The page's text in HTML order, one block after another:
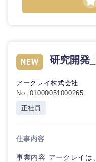
サービス
クリエイ
ティブ
タント
専門職
コンサルタント
専門職
技術職（モノづくり
金融
建設・不動産
上場企業
外資系企業
研究開発
アークレイ株式会社
No. 01000051000265
正社員
仕事内容
事業内容 アークレイは